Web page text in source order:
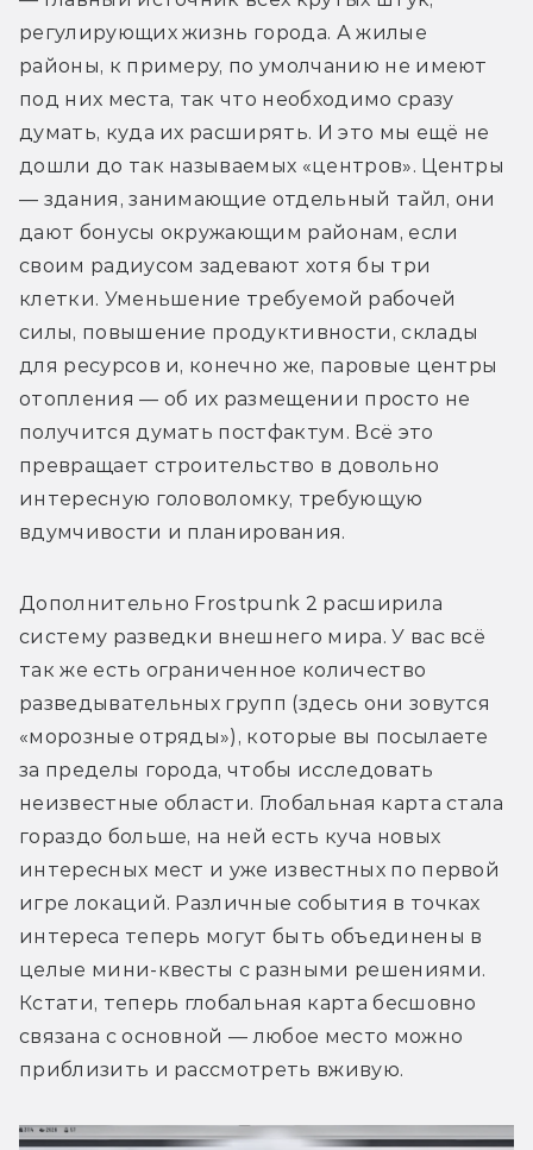
регулирующих жизнь города. А жилые
районы, к примеру, по умолчанию не имеют
под них места, так что необходимо сразу
думать, куда их расширять. И это мы ещё не
дошли до так называемых «центров». Центры
— здания, занимающие отдельный тайл, они
дают бонусы окружающим районам, если
своим радиусом задевают хотя бы три
клетки. Уменьшение требуемой рабочей
силы, повышение продуктивности, склады
для ресурсов и, конечно же, паровые центры
отопления — об их размещении просто не
получится думать постфактум. Всё это
превращает строительство в довольно
интересную головоломку, требующую
вдумчивости и планирования.
Дополнительно Frostpunk 2 расширила
систему разведки внешнего мира. У вас всё
так же есть ограниченное количество
разведывательных групп (здесь они зовутся
«морозные отряды»), которые вы посылаете
за пределы города, чтобы исследовать
неизвестные области. Глобальная карта стала
гораздо больше, на ней есть куча новых
интересных мест и уже известных по первой
игре локаций. Различные события в точках
интереса теперь могут быть объединены в
целые мини-квесты с разными решениями.
Кстати, теперь глобальная карта бесшовно
связана с основной — любое место можно
приблизить и рассмотреть вживую.